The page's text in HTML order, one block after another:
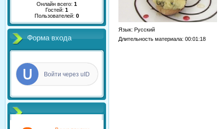
Онлайн всего: 1
Гостей: 1
Пользователей: 0
Форма входа
Войти через uID
Язык: Русский
Длительность материала: 00:01:18